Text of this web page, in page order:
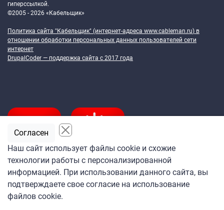
гиперссылкой.
©2005 - 2026 «Кабельщик»
Политика сайта "Кабельщик" (интернет-адреса www.cableman.ru) в
отношении обработки персональных данных пользователей сети
интернет
DrupalCoder — поддержка сайта c 2017 года
Подпишитесь
на ежедневную рассылку
«Кабельщика»
Наш сайт использует файлы cookie и схожие
технологии работы с персонализированной
информацией. При использовании данного сайта, вы
подтверждаете свое согласие на использование
файлов cookie.
Согласен